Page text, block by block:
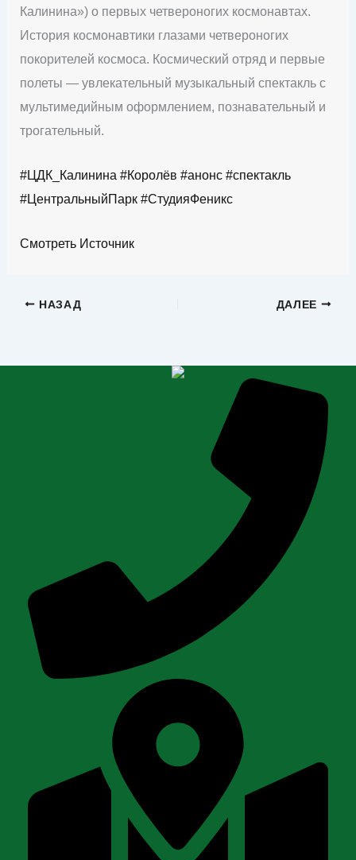
Калинина») о первых четвероногих космонавтах.
История космонавтики глазами четвероногих
покорителей космоса. Космический отряд и первые
полеты — увлекательный музыкальный спектакль с
мультимедийным оформлением, познавательный и
трогательный.
#ЦДК_Калинина #Королёв #анонс #спектакль
#ЦентральныйПарк #СтудияФеникс
Смотреть Источник
НАЗАД ДАЛЕЕ